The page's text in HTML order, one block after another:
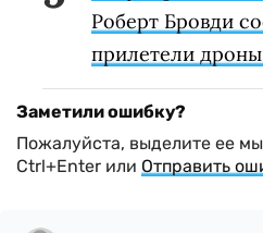
Роберт Бровди
прилетели
Заметили ошибку?
Пожалуйста, выделите ее
Ctrl+Enter или Отправить